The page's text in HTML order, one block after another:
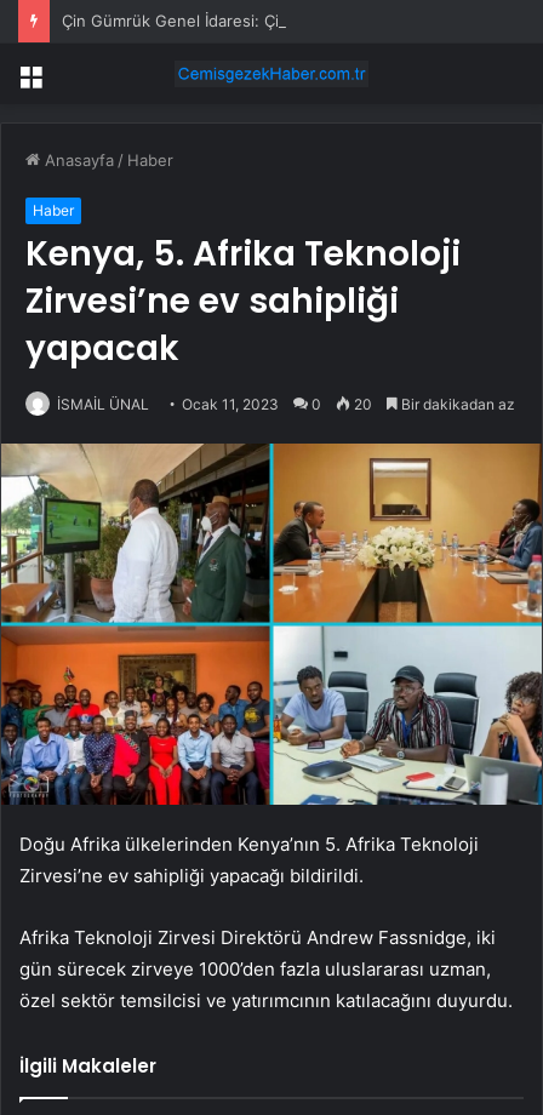
Menü
Anasayfa / Haber
Haber
Kenya, 5. Afrika Teknoloji
Zirvesi’ne ev sahipliği
yapacak
İSMAİL ÜNAL Ocak 11, 2023 0 20 Bir dakikadan az
Doğu Afrika ülkelerinden Kenya’nın 5. Afrika Teknoloji
Zirvesi’ne ev sahipliği yapacağı bildirildi.
Afrika Teknoloji Zirvesi Direktörü Andrew Fassnidge, iki
gün sürecek zirveye 1000’den fazla uluslararası uzman,
özel sektör temsilcisi ve yatırımcının katılacağını duyurdu.
İlgili Makaleler